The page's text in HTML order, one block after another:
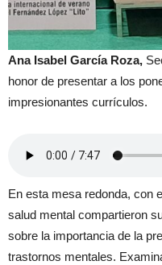
Ana Isabel García Roza,
honor de presentar a los
impresionantes currículos.
En esta mesa redonda, con
salud mental compartieron
sobre la importancia de la
trastornos mentales.